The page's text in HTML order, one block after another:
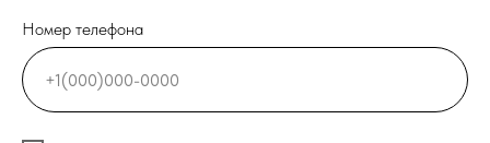
Номер телефона